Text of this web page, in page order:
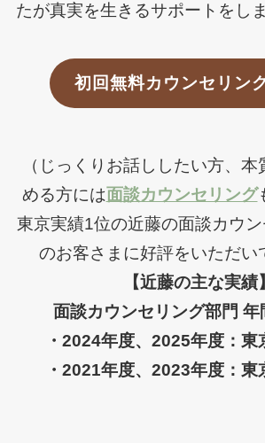
たが真実を生きるサポートをしま
初回無料カウンセリン
（じっくりお話ししたい方、
める方には面談カウンセリング
東京実績1位の近藤の面談カウン
のお客さまに好評をいただい
【近藤の主な実績】
面談カウンセリング部門 年
・2024年度、2025年度：東
・2021年度、2023年度：東